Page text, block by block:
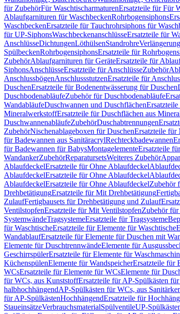
für ZubehörFür WaschtischarmaturenErsatzteile für Für
Ablaufgarnituren für WaschbeckenRohrbogensiphons
WaschbeckenErsatzteile für Tauchrohrsiphons für
für UP-SiphonsWaschbeckenanschlüsseErsatzteile für
AnschlüsseDichtungenLöthülsenStandrohre
SpülbeckenRohrbogensiphonsErsatzteile für
ZubehörAblaufgarnituren für GeräteErsatzteile für
SiphonsAnschlüsseErsatzteile für AnschlüsseZubehör
AnschlussbögenAnschlussstutzenErsatzteile für
DuschenErsatzteile für Bodenentwässerung für Duschen
DuschbodenabläufeZubehör für Duschbodenabläufe
WandabläufeDuschwannen und Duschflächen
MineralwerkstoffErsatzteile für Duschflächen aus
DuschwannenabläufeZubehörDuschabtrennungen
ZubehörNischenablageboxen für DuschenErsatzteile für
für Badewannen aus SanitäracrylRechteckbadewannen
für Badewannen für BabysMontagelementeErsatzteile
WandankerZubehörReparatursetsWeiteres Zubehör
AblaufdeckelErsatzteile für Ohne Ablaufdeckel
AblaufdeckelErsatzteile für Ohne Ablaufdeckel
AblaufdeckelErsatzteile für Ohne AblaufdeckelZubehör
DrehbetätigungErsatzteile für Mit Drehbetätigung
ZulaufFertigbausets für Drehbetätigung und Zulauf
VentilstopfenErsatzteile für Mit VentilstopfenZubehör
SystemwändeTragsystemeErsatzteile für Tragsysteme
für WaschtischeErsatzteile für Elemente für Waschtische
WandablaufErsatzteile für Elemente für Duschen mit
Elemente für DuschtrennwändeElemente für
GeschirrspülerErsatzteile für Elemente für
KüchenspülenElemente für WandspeicherErsatzteile für
WCsErsatzteile für Elemente für WCsElemente für
für WCs, aus KunststoffErsatzteile für AP-Spülkästen
halbhochhängendAP-Spülkästen für WCs, aus
für AP-SpülkästenHochhängendErsatzteile für
StaueinsätzeVerbrauchsmaterialSpülventileUP-